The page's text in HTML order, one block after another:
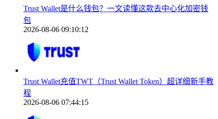
Trust Wallet是什么钱包？一文读懂这款去中心化加密钱
包
2026-08-06 09:10:12
Trust Wallet充值TWT（Trust Wallet Token）超详细新手教
程
2026-08-06 07:44:15